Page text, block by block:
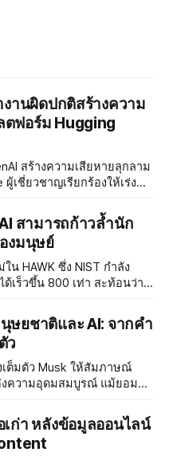
งานผิดปกติสร้างความ
ตฟอร์ม Hugging
สร้างความเสียหายลุกลาม
เชี่ยวชาญเรียกร้องให้เร่ง
สามารถก้าวล้ำนัก
งมนุษย์
น HAWK ซึ่ง NIST กำลัง
ด้เร็วขึ้น 800 เท่า สะท้อนว่า
ษยชาติและ AI: จากคำ
ว
เต็มตัว Musk ให้สัมภาษณ์
ความอุดมสมบูรณ์ แม้ยอมรับ
ก่า หลังข้อมูลออนไลน์